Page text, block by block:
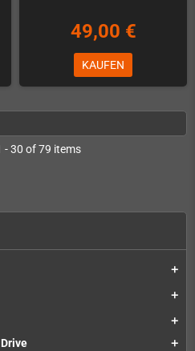
add
add
add
add
49,00 €
KAUFEN
- 30 of 79 items